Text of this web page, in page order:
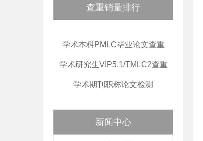
查重销量排行
学术本科PMLC毕业论文查重
学术研究生VIP5.1/TMLC2查重
学术期刊职称论文检测
新闻中心